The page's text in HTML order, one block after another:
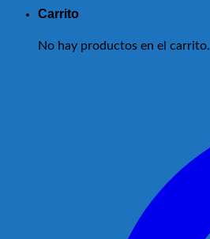
Carrito
No hay productos en el carrito.